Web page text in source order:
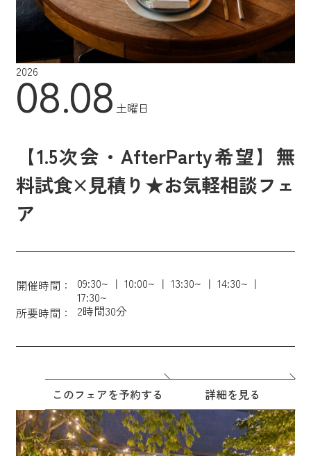
2026
08.08 土曜日
【1.5次会・AfterParty希望】無
料試食×見積り★お気軽相談フェ
ア
開催時間： 09:30~ 10:00~ 13:30~
14:30~
17:30~
所要時間：
2時間30分
このフェアを予約する 詳細を見る